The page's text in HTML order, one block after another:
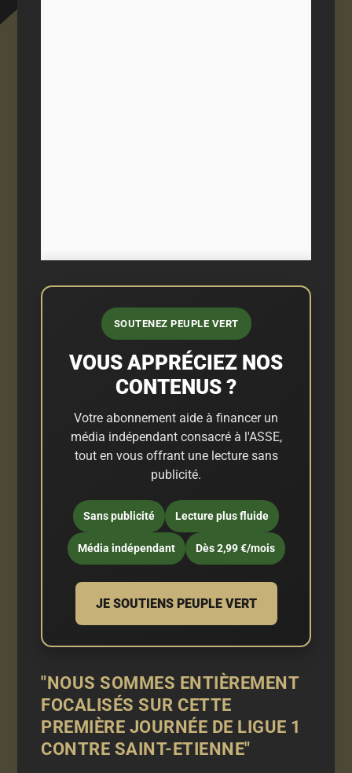
SOUTENEZ PEUPLE VERT
VOUS APPRÉCIEZ NOS
CONTENUS ?
Votre abonnement aide à financer un
média indépendant consacré à l'ASSE,
tout en vous offrant une lecture sans
publicité.
Sans publicité Lecture plus fluide
Média indépendant Dès 2,99 €/mois
JE SOUTIENS PEUPLE VERT
"NOUS SOMMES ENTIÈREMENT
FOCALISÉS SUR CETTE
PREMIÈRE JOURNÉE DE LIGUE 1
CONTRE SAINT-ETIENNE"